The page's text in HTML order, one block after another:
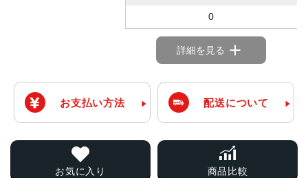
0
詳細を見る
お支払い方法 配送について
お気に入り 商品比較